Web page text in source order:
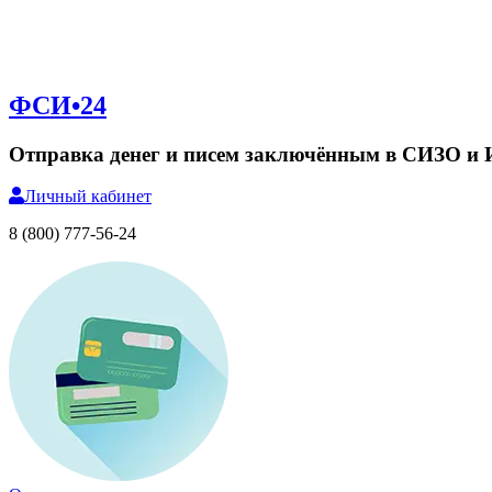
ФСИ•24
Отправка денег и писем заключённым в СИЗО и
Личный кабинет
8 (800) 777-56-24